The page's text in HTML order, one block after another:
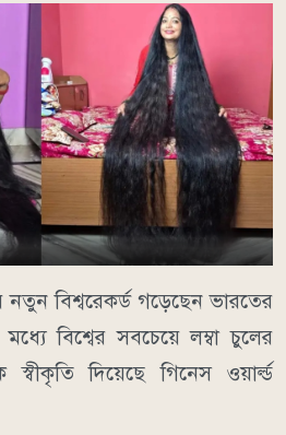
নতুন বিশ্বরেকর্ড গড়েছেন ভারতের
মধ্যে বিশ্বের সবচেয়ে লম্বা চুলের
স্বীকৃতি দিয়েছে গিনেস ওয়ার্ল্ড